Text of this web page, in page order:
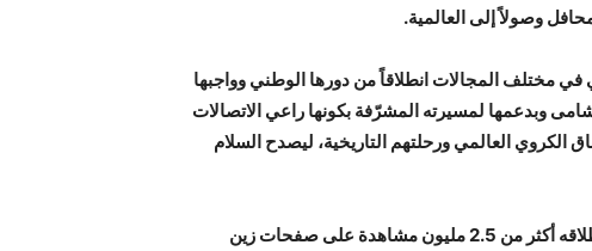
وصولاً إلى العالمية.
في مختلف المجالات انطلاقاً من دورها الوطني وواجبها
وبدعمها لمسيرته المشرّفة بكونها راعي الاتصالات
العالمي ورحلتهم التاريخية، ليصدح السلام
وحصد العمل الفني “المنتخب كلّه زين” خلال يومين من إطلاقه أكثر من 2.5 مليون مشاهدة على صفحات زين